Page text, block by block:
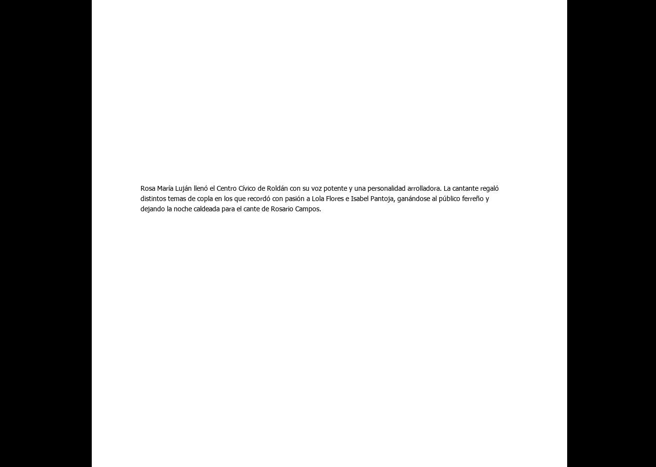
Rosa María Luján llenó el Centro Cívico de Roldán con su voz potente y una personalidad arrolladora. La cantante regaló
distintos temas de copla en los que recordó con pasión a Lola Flores e Isabel Pantoja, ganándose al público ferreño y
dejando la noche caldeada para el cante de Rosario Campos.